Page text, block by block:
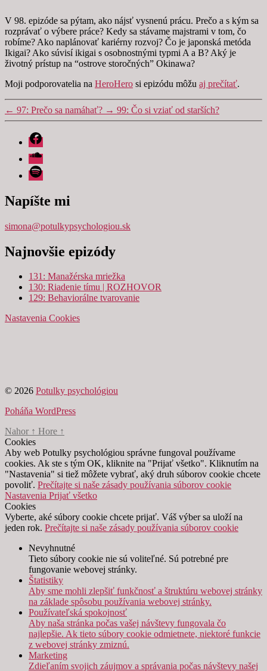
V 98. epizóde sa pýtam, ako nájsť vysnenú prácu. Prečo a s kým sa
rozprávať o výbere práce? Kedy sa stávame majstrami v tom, čo
robíme? Ako naplánovať kariérny rozvoj? Čo je japonská metóda
Ikigai? Ako súvisí ikigai s osobnostnými typmi A a B? Aký je
životný prístup na “ostrove storočných” Okinawa?
Moji podporovatelia na HeroHero si epizódu môžu aj prečítať.
← 97: Prečo sa namáhať? → 99: Čo si vziať od starších?
Facebook
Soundcloud
Spotify
Napíšte mi
simona@potulkypsychologiou.sk
Najnovšie epizódy
131: Manažérska mriežka
130: Riadenie tímu | ROZHOVOR
129: Behaviorálne tvarovanie
Nastavenia Cookies
© 2026 Potulky psychológiou
Poháňa WordPress
Nahor ↑ Hore ↑
Cookies
Aby web Potulky psychológiou správne fungoval používame
cookies. Ak ste s tým OK, kliknite na "Prijať všetko". Kliknutím na
"Nastavenia" si tiež môžete vybrať, aký druh súborov cookie chcete
povoliť. Prečítajte si naše zásady používania súborov cookie
Nastavenia Prijať všetko
Cookies
Vyberte, aké súbory cookie chcete prijať. Váš výber sa uloží na
jeden rok. Prečítajte si naše zásady používania súborov cookie
Nevyhnutné
Tieto súbory cookie nie sú voliteľné. Sú potrebné pre
fungovanie webovej stránky.
Štatistiky
Aby sme mohli zlepšiť funkčnosť a štruktúru webovej stránky
na základe spôsobu používania webovej stránky.
Používateľská spokojnosť
Aby naša stránka počas vašej návštevy fungovala čo
najlepšie. Ak tieto súbory cookie odmietnete, niektoré funkcie
z webovej stránky zmiznú.
Marketing
Zdieľaním svojich záujmov a správania počas návštevy našej